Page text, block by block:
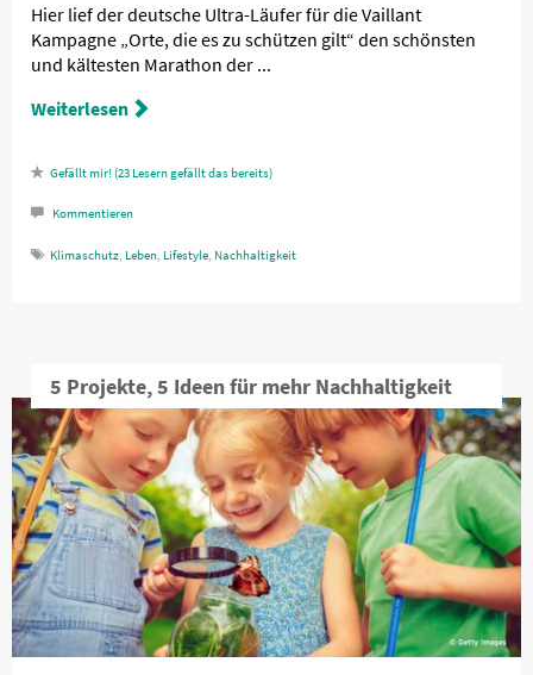
Hier lief der deutsche Ultra-Läufer für die Vaillant
Kampagne „Orte, die es zu schützen gilt“ den schönsten
und kältesten Marathon der ...
Weiterlesen
23 Lesern gefällt das
Kommentieren
Klimaschutz, Leben, Lifestyle, Nachhaltigkeit
5 Projekte, 5 Ideen für mehr Nachhaltigkeit